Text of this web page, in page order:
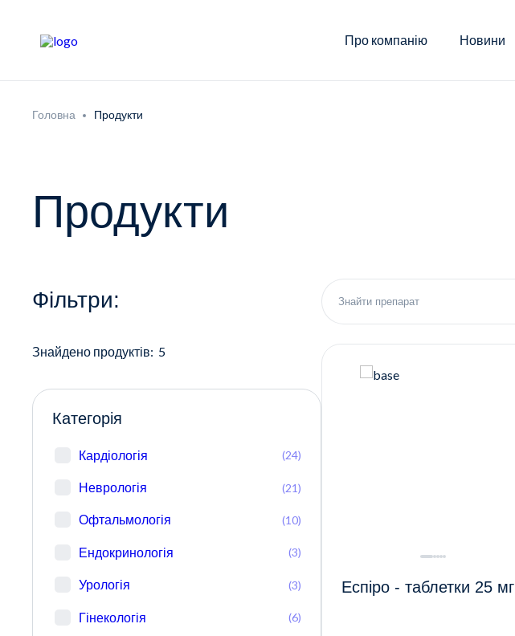
Про компанію Новини
Головна Продукти
Продукти
Фільтри:
Знайдено продуктів: 5
Категорія
Кардіологія (24)
Неврологія (21)
Офтальмологія (10)
Ендокринологія (3)
Урологія (3)
Гінекологія (6)
Еспіро - таблетки 25 мг